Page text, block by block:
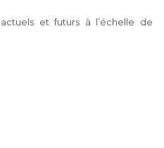
et futurs à l’échelle de